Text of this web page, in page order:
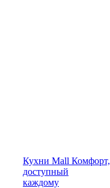
Кухни Mall Комфорт,
доступный
каждому